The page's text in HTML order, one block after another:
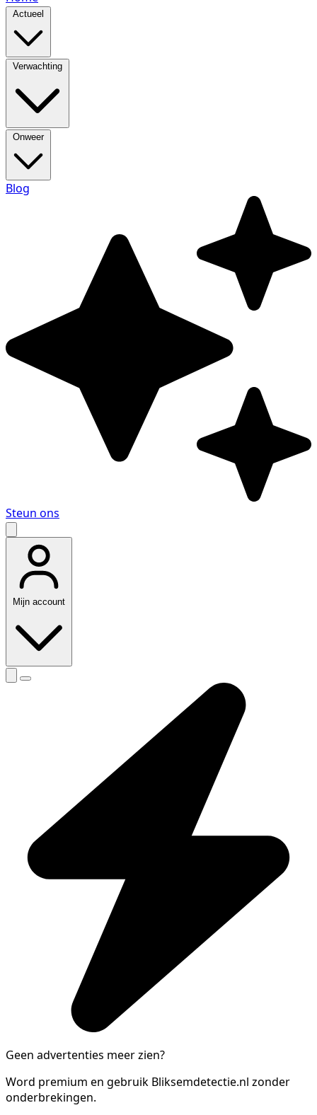
Actueel
Verwachting
Onweer
Blog
Steun ons
Mijn account
Geen advertenties meer zien?
Word premium en gebruik Bliksemdetectie.nl zonder
onderbrekingen.